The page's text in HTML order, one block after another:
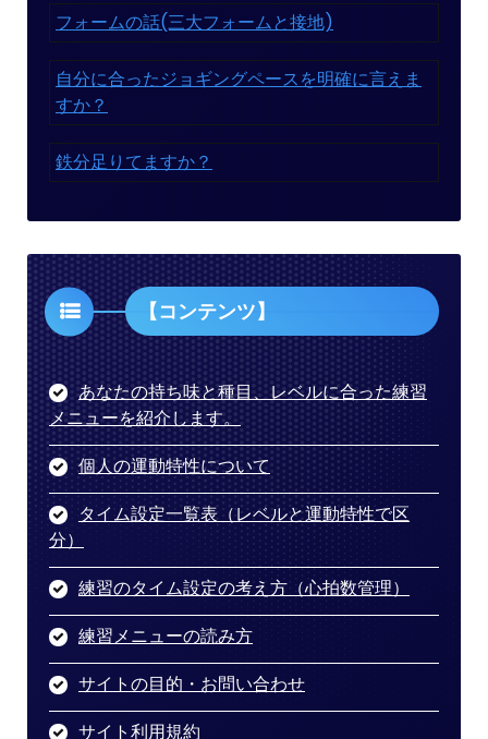
フォームの話(三大フォームと接地)
自分に合ったジョギングペースを明確に言えま
すか？
鉄分足りてますか？
【コンテンツ】
あなたの持ち味と種目、レベルに合った練習
メニューを紹介します。
個人の運動特性について
タイム設定一覧表（レベルと運動特性で区
分）
練習のタイム設定の考え方（心拍数管理）
練習メニューの読み方
サイトの目的・お問い合わせ
サイト利用規約